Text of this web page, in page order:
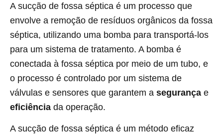
A sucção de fossa séptica é um processo que
envolve a remoção de resíduos orgânicos da fossa
séptica, utilizando uma bomba para transportá-los
para um sistema de tratamento. A bomba é
conectada à fossa séptica por meio de um tubo, e
o processo é controlado por um sistema de
válvulas e sensores que garantem a segurança e
eficiência da operação.
A sucção de fossa séptica é um método eficaz